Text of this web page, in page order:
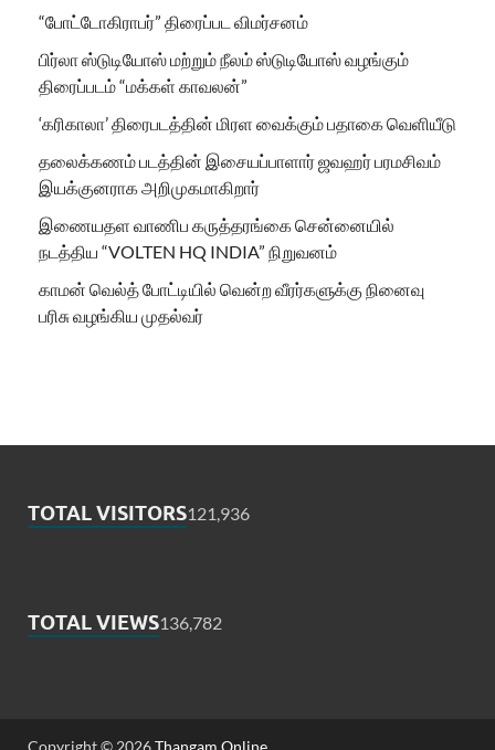
“போட்டோகிராபர்” திரைப்பட விமர்சனம்
பிர்லா ஸ்டுடியோஸ் மற்றும் நீலம் ஸ்டுடியோஸ் வழங்கும்
திரைப்படம் “மக்கள் காவலன்”
‘கரிகாலா’ திரைபடத்தின் மிரள வைக்கும் பதாகை வெளியீடு
தலைக்கணம் படத்தின் இசையப்பாளார் ஜவஹர் பரமசிவம்
இயக்குனராக அறிமுகமாகிறார்
இணையதள வாணிப கருத்தரங்கை சென்னையில்
நடத்திய “VOLTEN HQ INDIA” நிறுவனம்
காமன் வெல்த் போட்டியில் வென்ற வீரர்களுக்கு நினைவு
பரிசு வழங்கிய முதல்வர்
TOTAL VISITORS121,936
TOTAL VIEWS136,782
Copyright © 2026Thangam Online